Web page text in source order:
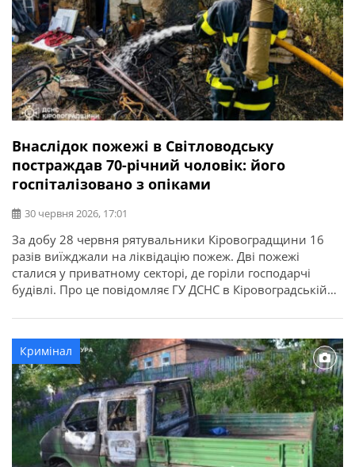
Внаслідок пожежі в Світловодську
постраждав 70-річний чоловік: його
госпіталізовано з опіками
30 червня 2026, 17:01
За добу 28 червня рятувальники Кіровоградщини 16
разів виїжджали на ліквідацію пожеж. Дві пожежі
сталися у приватному секторі, де горіли господарчі
будівлі. Про це повідомляє ГУ ДСНС в Кіровоградській
Світловодськ 70-річний чоловік отримав опіки й був
госпіталізований.
Кримінал